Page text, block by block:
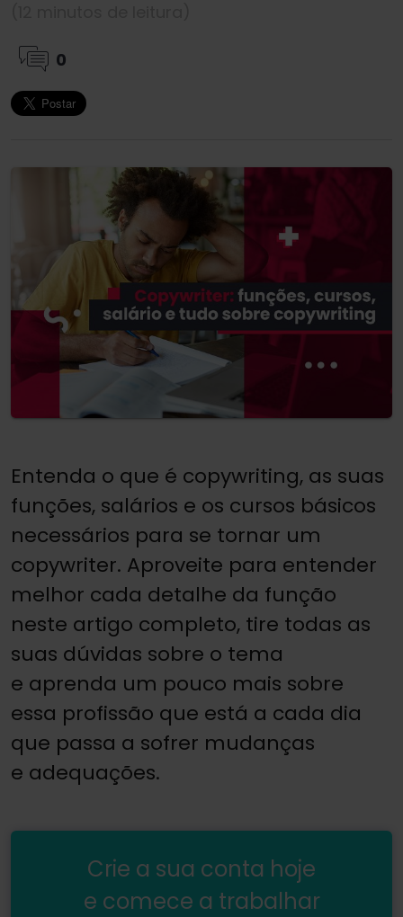
0
Entenda o que é copywriting, as suas
funções, salários e os cursos básicos
necessários para se tornar um
copywriter. Aproveite para entender
melhor cada detalhe da função
neste artigo completo, tire todas as
suas dúvidas sobre o tema
e aprenda um pouco mais sobre
essa profissão que está a cada dia
que passa a sofrer mudanças
e adequações.
Crie a sua conta hoje
e comece a trabalhar